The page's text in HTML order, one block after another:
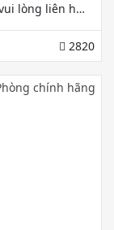
lòng liên hệ
2820